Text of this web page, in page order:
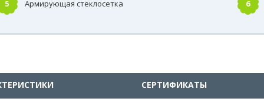
5 Армирующая стеклосетка 6
СЕРТИФИКАТЫ